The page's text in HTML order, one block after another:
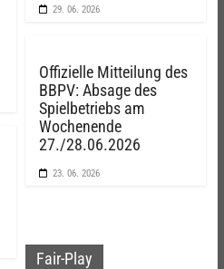
29. 06. 2026
Offizielle Mitteilung des
BBPV: Absage des
Spielbetriebs am
Wochenende
27./28.06.2026
23. 06. 2026
Fair-Play